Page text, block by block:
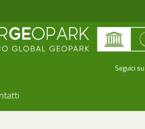
Seguici su